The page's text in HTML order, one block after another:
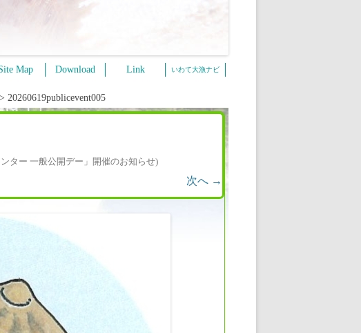
Map Download Link いわて大漁ナビ
> 20260619publicevent005
ター 一般公開デー」開催のお知らせ)
次へ →